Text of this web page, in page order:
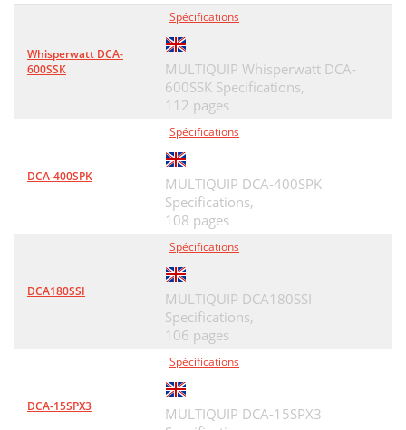
Whisperwatt DCA-
600SSK
Spécifications
MULTIQUIP Whisperwatt DCA-
600SSK Specifications,
112 pages
DCA-400SPK
Spécifications
MULTIQUIP DCA-400SPK
Specifications,
108 pages
DCA180SSI
Spécifications
MULTIQUIP DCA180SSI
Specifications,
106 pages
DCA-15SPX3
Spécifications
MULTIQUIP DCA-15SPX3